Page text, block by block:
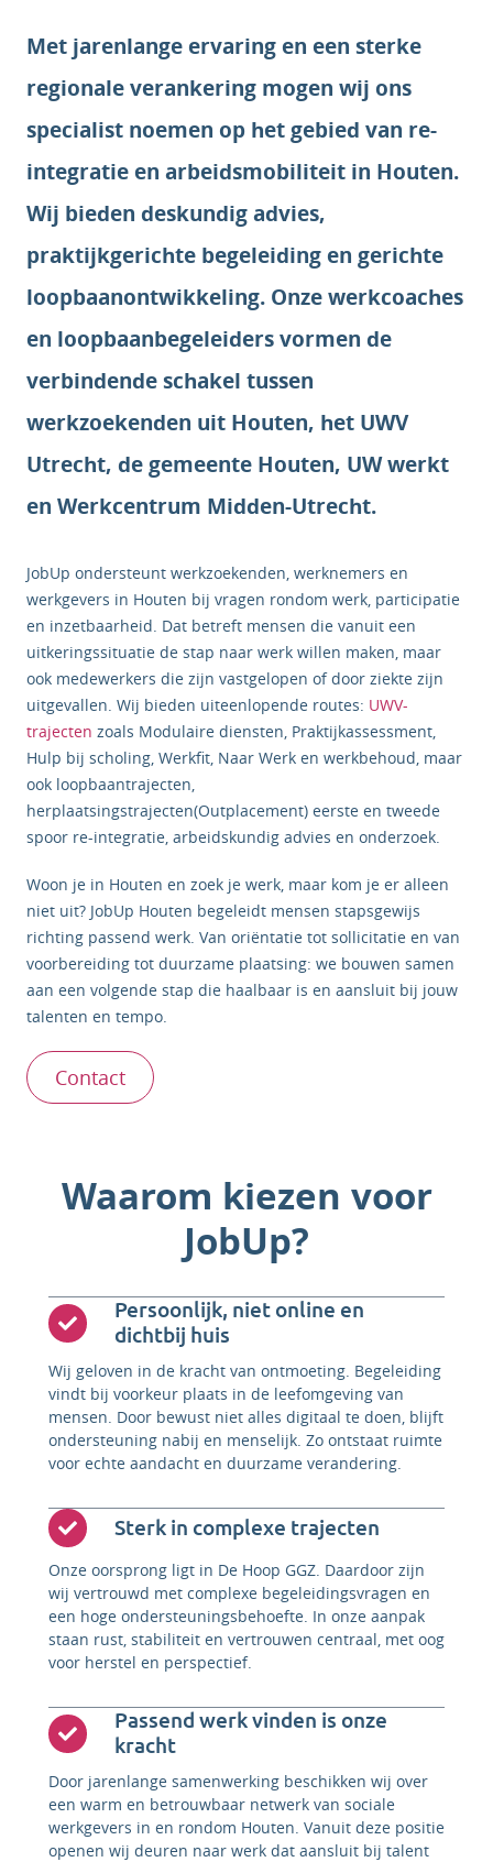
Met jarenlange ervaring en een sterke
regionale verankering mogen wij ons
specialist noemen op het gebied van re-
integratie en arbeidsmobiliteit in Houten.
Wij bieden deskundig advies,
praktijkgerichte begeleiding en gerichte
loopbaanontwikkeling. Onze werkcoaches
en loopbaanbegeleiders vormen de
verbindende schakel tussen
werkzoekenden uit Houten, het UWV
Utrecht, de gemeente Houten, UW werkt
en Werkcentrum Midden-Utrecht.
JobUp ondersteunt werkzoekenden, werknemers en
werkgevers in Houten bij vragen rondom werk, participatie
en inzetbaarheid. Dat betreft mensen die vanuit een
uitkeringssituatie de stap naar werk willen maken, maar
ook medewerkers die zijn vastgelopen of door ziekte zijn
uitgevallen. Wij bieden uiteenlopende routes: UWV-
trajecten zoals Modulaire diensten, Praktijkassessment,
Hulp bij scholing, Werkfit, Naar Werk en werkbehoud, maar
ook loopbaantrajecten,
herplaatsingstrajecten(Outplacement) eerste en tweede
spoor re-integratie, arbeidskundig advies en onderzoek.
Woon je in Houten en zoek je werk, maar kom je er alleen
niet uit? JobUp Houten begeleidt mensen stapsgewijs
richting passend werk. Van oriëntatie tot sollicitatie en van
voorbereiding tot duurzame plaatsing: we bouwen samen
aan een volgende stap die haalbaar is en aansluit bij jouw
talenten en tempo.
Contact
Waarom kiezen voor
JobUp?
Persoonlijk, niet online en
dichtbij huis
Wij geloven in de kracht van ontmoeting. Begeleiding
vindt bij voorkeur plaats in de leefomgeving van
mensen. Door bewust niet alles digitaal te doen, blijft
ondersteuning nabij en menselijk. Zo ontstaat ruimte
voor echte aandacht en duurzame verandering.
Sterk in complexe trajecten
Onze oorsprong ligt in De Hoop GGZ. Daardoor zijn
wij vertrouwd met complexe begeleidingsvragen en
een hoge ondersteuningsbehoefte. In onze aanpak
staan rust, stabiliteit en vertrouwen centraal, met oog
voor herstel en perspectief.
Passend werk vinden is onze
kracht
Door jarenlange samenwerking beschikken wij over
een warm en betrouwbaar netwerk van sociale
werkgevers in en rondom Houten. Vanuit deze positie
openen wij deuren naar werk dat aansluit bij talent